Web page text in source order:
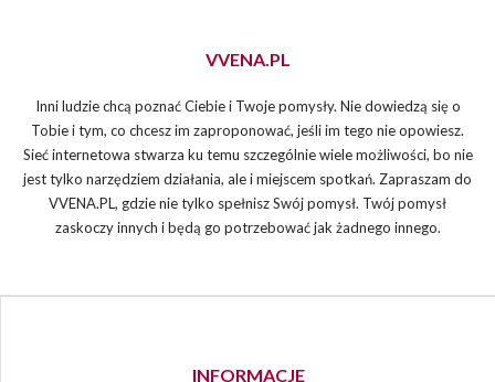
VVENA.PL
Inni ludzie chcą poznać Ciebie i Twoje pomysły. Nie dowiedzą się o
Tobie i tym, co chcesz im zaproponować, jeśli im tego nie opowiesz.
Sieć internetowa stwarza ku temu szczególnie wiele możliwości, bo nie
jest tylko narzędziem działania, ale i miejscem spotkań. Zapraszam do
VVENA.PL, gdzie nie tylko spełnisz Swój pomysł. Twój pomysł
zaskoczy innych i będą go potrzebować jak żadnego innego.
INFORMACJE